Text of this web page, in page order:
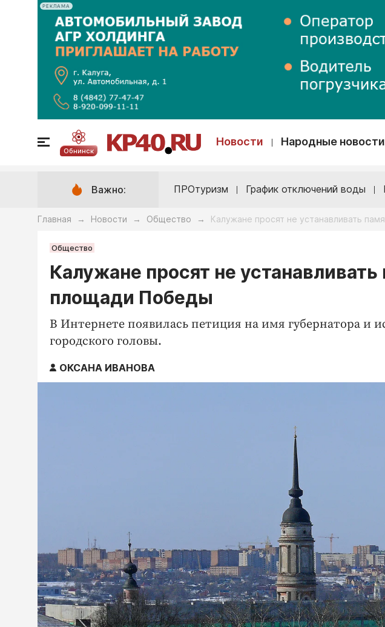
РЕКЛАМА
Обнинск
Новости Народные новости
Важно: ПРОтуризм График отключений воды
Главная → Новости → Общество → Калужане просят не устанавливать
Общество
Калужане просят не
площади Победы
В Интернете появилась петиция на имя губернатора и
городского головы.
ОКСАНА ИВАНОВА